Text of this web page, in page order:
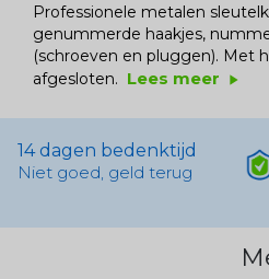
Professionele metalen
genummerde haakjes,
(schroeven en pluggen). Met
afgesloten. Lees meer play_arrow
14 dagen bedenktijd
Niet goed, geld terug